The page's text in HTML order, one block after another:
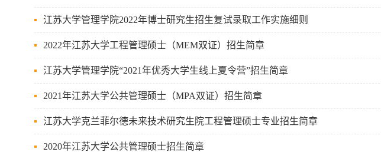
江苏大学管理学院2022年博士研究生招生复试录取工作实施细则
2022年江苏大学工程管理硕士（MEM双证）招生简章
江苏大学管理学院“2021年优秀大学生线上夏令营”招生简章
2021年江苏大学公共管理硕士（MPA双证）招生简章
江苏大学克兰菲尔德未来技术研究生院工程管理硕士专业招生简章
2020年江苏大学公共管理硕士招生简章